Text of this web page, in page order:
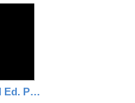
Vídeo festival de navidad Ed. Primaria 3ºB